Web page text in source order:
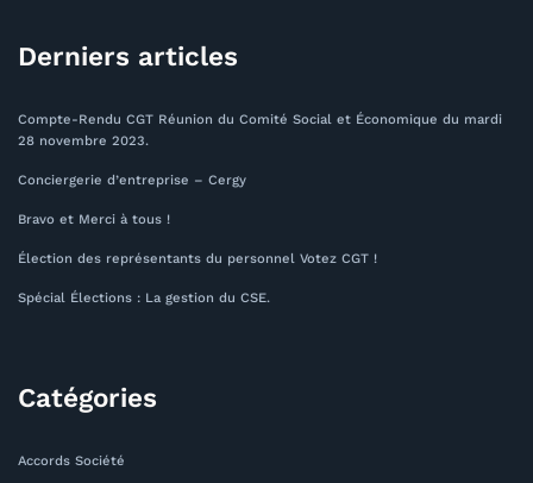
Derniers articles
Compte-Rendu CGT Réunion du Comité Social et Économique du mardi
28 novembre 2023.
Conciergerie d’entreprise – Cergy
Bravo et Merci à tous !
Élection des représentants du personnel Votez CGT !
Spécial Élections : La gestion du CSE.
Catégories
Accords Société